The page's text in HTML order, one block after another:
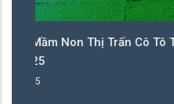
Tô Tổ Chức Hội Xuân